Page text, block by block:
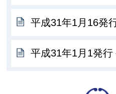
平成31年1月16発
平成31年1月1発行